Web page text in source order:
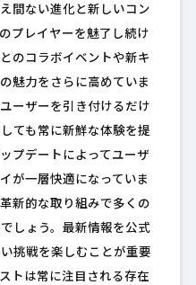
間ない進化と新しいコン
プレイヤーを魅了し続け
のコラボイベントや新キ
魅力をさらに高めていま
ーザーを引き付けるだけ
ても常に新鮮な体験を提
プデートによってユーザ
が一層快適になっていま
新的な取り組みで多くの
しょう。最新情報を公式
挑戦を楽しむことが重要
トは常に注目される存在